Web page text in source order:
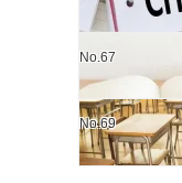
No.67
No.69